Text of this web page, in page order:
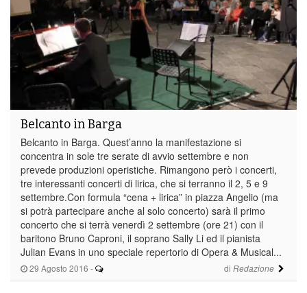
29 Agosto 2016 - di Redazione
Belcanto in Barga
Belcanto in Barga. Quest’anno la manifestazione si
concentra in sole tre serate di avvio settembre e non
prevede produzioni operistiche. Rimangono però i concerti,
tre interessanti concerti di lirica, che si terranno il 2, 5 e 9
settembre.Con formula “cena + lirica” in piazza Angelio (ma
si potrà partecipare anche al solo concerto) sarà il primo
concerto che si terrà venerdì 2 settembre (ore 21) con il
baritono Bruno Caproni, il soprano Sally Li ed il pianista
Julian Evans in uno speciale repertorio di Opera & Musical...